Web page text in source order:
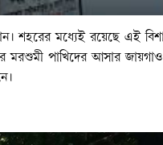
শহরের মধ্যেই রয়েছে এই
পাখিদের আসার